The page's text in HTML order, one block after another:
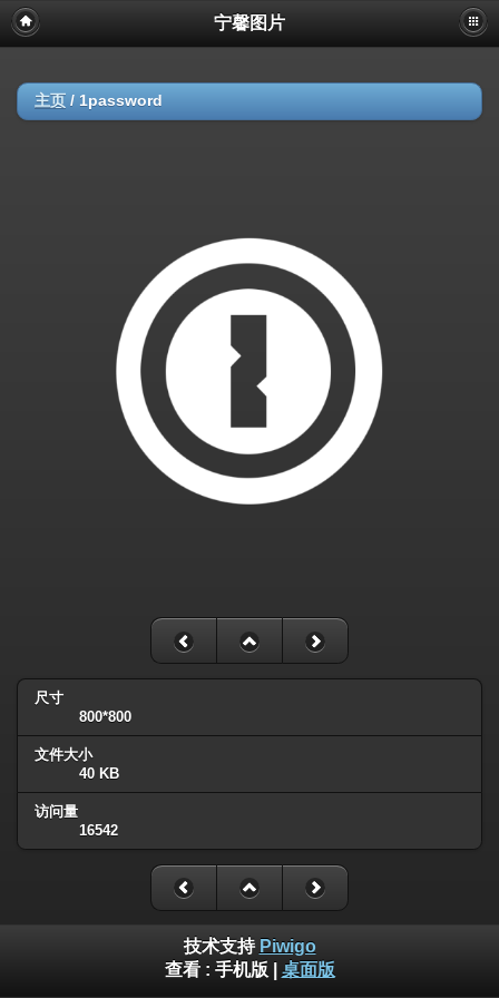
宁馨图片
主页 / 1password
尺寸
800*800
文件大小
40 KB
访问量
16542
技术支持 Piwigo
查看 : 手机版 桌面版